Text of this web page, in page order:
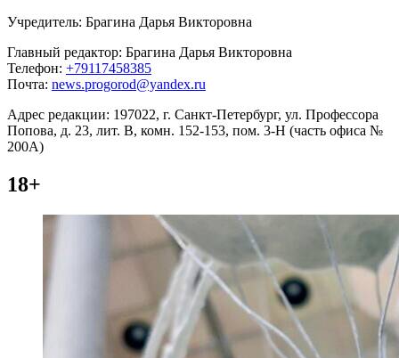
Учредитель: Брагина Дарья Викторовна
Главный редактор: Брагина Дарья Викторовна
Телефон: +79117458385
Почта: news.progorod@yandex.ru
Адрес редакции: 197022, г. Санкт-Петербург, ул. Профессора
Попова, д. 23, лит. В, комн. 152-153, пом. 3-Н (часть офиса №
200А)
18+